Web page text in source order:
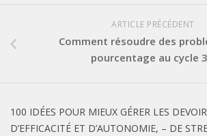
ARTICLE PRÉCÉDENT
Comment résoudre des
pourcentage au cycle
100 IDÉES POUR MIEUX GÉRER LES
D’EFFICACITÉ ET D’AUTONOMIE, – DE